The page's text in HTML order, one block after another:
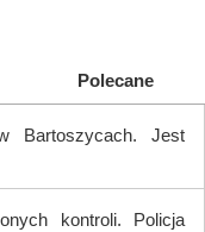
Polecane
Bartoszycach. Jest
kontroli. Policja